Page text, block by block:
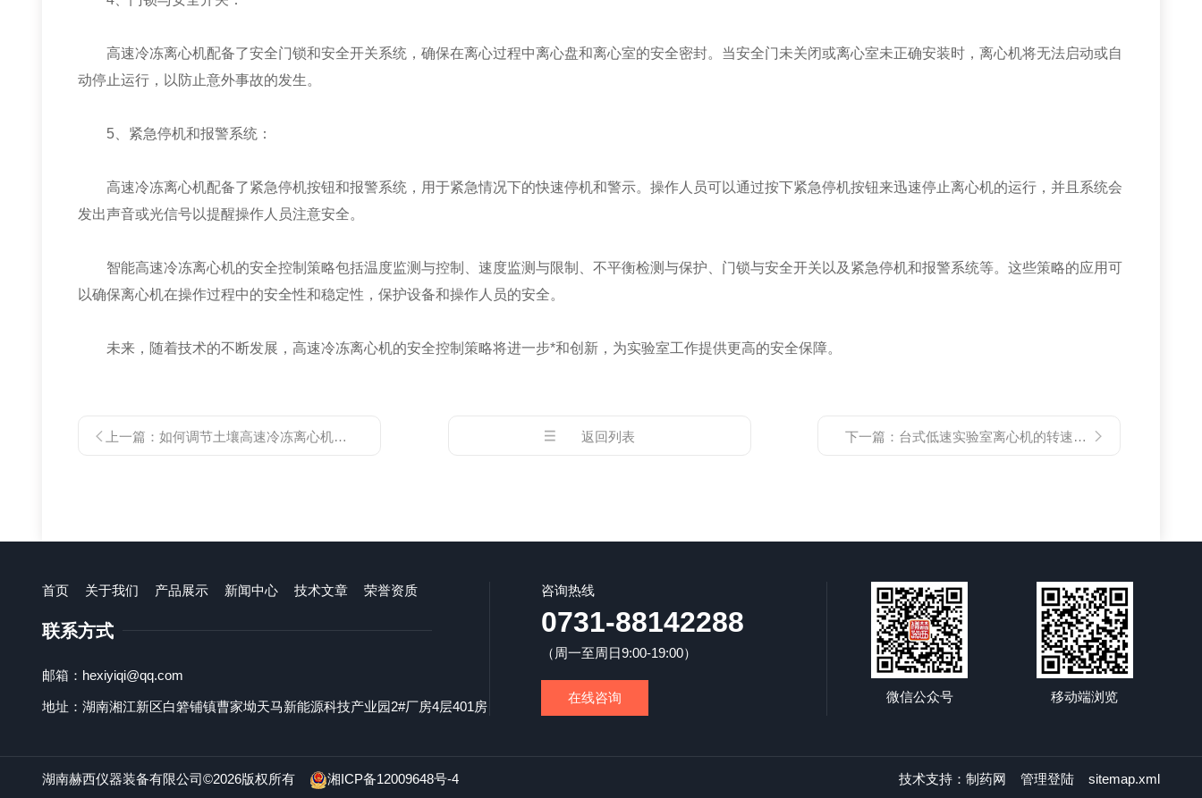
高速冷冻离心机配备了安全门锁和安全开关系统，确保在离心过程中离心盘和离心室的安全密封。当安全门未关闭或离心室未正确安装时，离心机将无法启动或自
动停止运行，以防止意外事故的发生。
5、紧急停机和报警系统：
高速冷冻离心机配备了紧急停机按钮和报警系统，用于紧急情况下的快速停机和警示。操作人员可以通过按下紧急停机按钮来迅速停止离心机的运行，并且系统会
发出声音或光信号以提醒操作人员注意安全。
智能高速冷冻离心机的安全控制策略包括温度监测与控制、速度监测与限制、不平衡检测与保护、门锁与安全开关以及紧急停机和报警系统等。这些策略的应用可
以确保离心机在操作过程中的安全性和稳定性，保护设备和操作人员的安全。
未来，随着技术的不断发展，高速冷冻离心机的安全控制策略将进一步*和创新，为实验室工作提供更高的安全保障。
上一篇：如何调节土壤高速冷冻离心机的离心时间和离心力 返回列表 下一篇： 台式低速实验室离心机的转速范围一般是多少？
首页 关于我们 产品展示 新闻中心 技术文章 荣誉资质
联系方式
邮箱：hexiyiqi@qq.com
地址：湖南湘江新区白箬铺镇曹家坳天马新能源科技产业园2#厂房4层401房
咨询热线
0731-88142288
（周一至周日9:00-19:00）
在线咨询 微信公众号 移动端浏览
湖南赫西仪器装备有限公司©2026版权所有 湘ICP备12009648号-4 技术支持： 制药网 管理登陆 sitemap.xml